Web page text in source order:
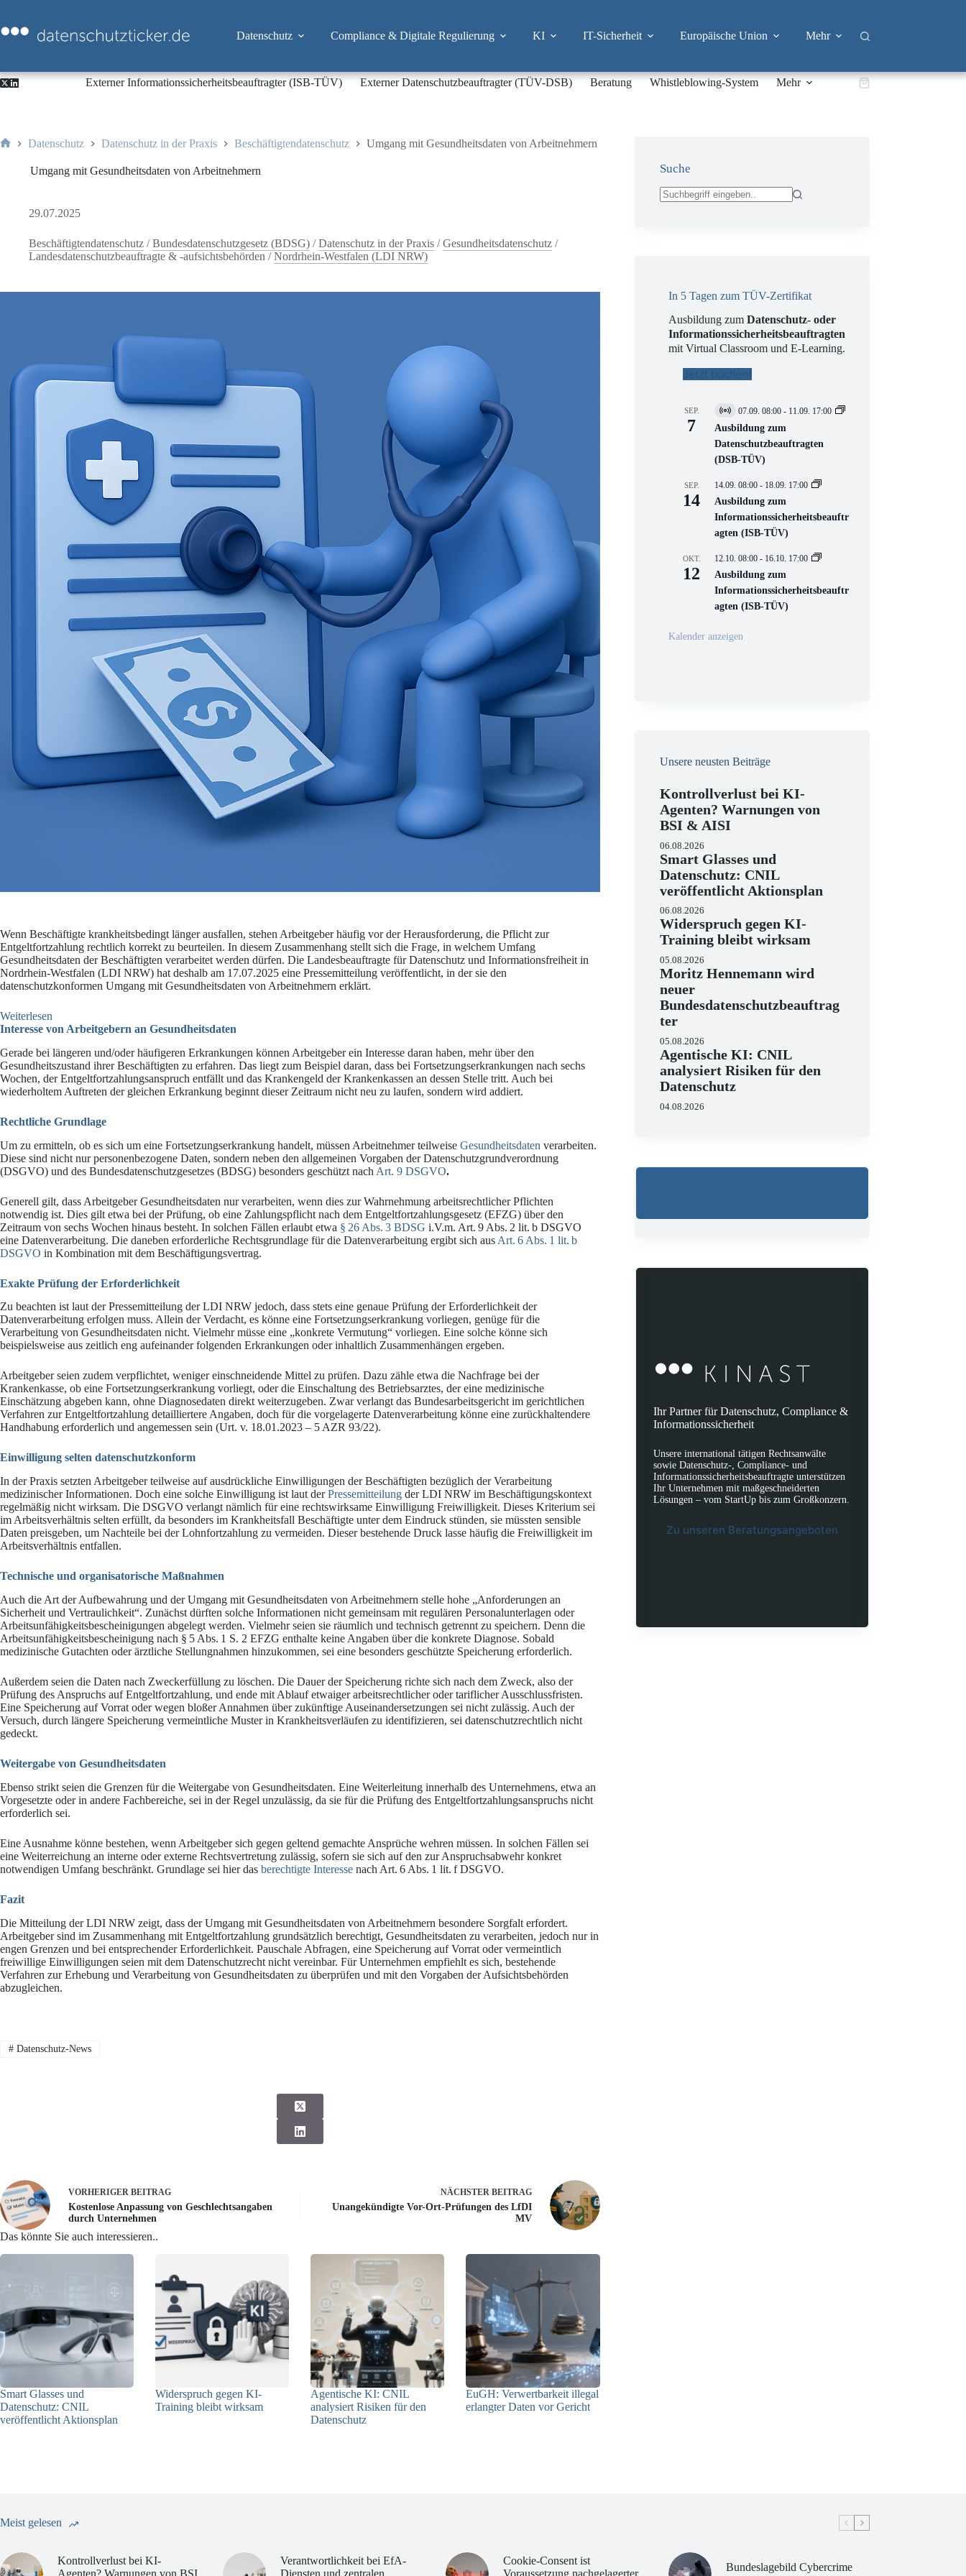
springen
Datenschutz Compliance & Digitale Regulierung KI IT-Sicherheit Europäische Union Mehr
Externer Informationssicherheitsbeauftragter (ISB-TÜV) Externer Datenschutzbeauftragter (TÜV-DSB) Beratung Whistleblowing-System Mehr Warenkorb
Datenschutz Datenschutz in der Praxis Beschäftigtendatenschutz Umgang mit Gesundheitsdaten von Arbeitnehmern
Umgang mit Gesundheitsdaten von Arbeitnehmern
29.07.2025
Beschäftigtendatenschutz /Bundesdatenschutzgesetz (BDSG) /Datenschutz in der Praxis /Gesundheitsdatenschutz /
Landesdatenschutzbeauftragte & -aufsichtsbehörden /Nordrhein-Westfalen (LDI NRW)
Wenn Beschäftigte krankheitsbedingt länger ausfallen, stehen Arbeitgeber häufig vor der Herausforderung, die Pflicht zur
Entgeltfortzahlung rechtlich korrekt zu beurteilen. In diesem Zusammenhang stellt sich die Frage, in welchem Umfang
Gesundheitsdaten der Beschäftigten verarbeitet werden dürfen. Die Landesbeauftragte für Datenschutz und Informationsfreiheit in
Nordrhein-Westfalen (LDI NRW) hat deshalb am 17.07.2025 eine Pressemitteilung veröffentlicht, in der sie den
datenschutzkonformen Umgang mit Gesundheitsdaten von Arbeitnehmern erklärt.
Weiterlesen
Umgang
Gesundheitsdaten
von
Arbeitnehmern
Interesse von Arbeitgebern an Gesundheitsdaten
Gerade bei längeren und/oder häufigeren Erkrankungen können Arbeitgeber ein Interesse daran haben, mehr über den
Gesundheitszustand ihrer Beschäftigten zu erfahren. Das liegt zum Beispiel daran, dass bei Fortsetzungserkrankungen nach sechs
Wochen, der Entgeltfortzahlungsanspruch entfällt und das Krankengeld der Krankenkassen an dessen Stelle tritt. Auch bei
wiederholtem Auftreten der gleichen Erkrankung beginnt dieser Zeitraum nicht neu zu laufen, sondern wird addiert.
Rechtliche Grundlage
Um zu ermitteln, ob es sich um eine Fortsetzungserkrankung handelt, müssen Arbeitnehmer teilweise Gesundheitsdaten verarbeiten.
Diese sind nicht nur personenbezogene Daten, sondern neben den allgemeinen Vorgaben der Datenschutzgrundverordnung
(DSGVO) und des Bundesdatenschutzgesetzes (BDSG) besonders geschützt nach Art. 9 DSGVO.
Generell gilt, dass Arbeitgeber Gesundheitsdaten nur verarbeiten, wenn dies zur Wahrnehmung arbeitsrechtlicher Pflichten
notwendig ist. Dies gilt etwa bei der Prüfung, ob eine Zahlungspflicht nach dem Entgeltfortzahlungsgesetz (EFZG) über den
Zeitraum von sechs Wochen hinaus besteht. In solchen Fällen erlaubt etwa § 26 Abs. 3 BDSG i.V.m. Art. 9 Abs. 2 lit. b DSGVO
eine Datenverarbeitung. Die daneben erforderliche Rechtsgrundlage für die Datenverarbeitung ergibt sich aus Art. 6 Abs. 1 lit. b
DSGVO in Kombination mit dem Beschäftigungsvertrag.
Exakte Prüfung der Erforderlichkeit
Zu beachten ist laut der Pressemitteilung der LDI NRW jedoch, dass stets eine genaue Prüfung der Erforderlichkeit der
Datenverarbeitung erfolgen muss. Allein der Verdacht, es könne eine Fortsetzungserkrankung vorliegen, genüge für die
Verarbeitung von Gesundheitsdaten nicht. Vielmehr müsse eine „konkrete Vermutung“ vorliegen. Eine solche könne sich
beispielsweise aus zeitlich eng aufeinander folgenden Erkrankungen oder inhaltlich Zusammenhängen ergeben.
Arbeitgeber seien zudem verpflichtet, weniger einschneidende Mittel zu prüfen. Dazu zähle etwa die Nachfrage bei der
Krankenkasse, ob eine Fortsetzungserkrankung vorliegt, oder die Einschaltung des Betriebsarztes, der eine medizinische
Einschätzung abgeben kann, ohne Diagnosedaten direkt weiterzugeben. Zwar verlangt das Bundesarbeitsgericht im gerichtlichen
Verfahren zur Entgeltfortzahlung detailliertere Angaben, doch für die vorgelagerte Datenverarbeitung könne eine zurückhaltendere
Handhabung erforderlich und angemessen sein (Urt. v. 18.01.2023 – 5 AZR 93/22).
Einwilligung selten datenschutzkonform
In der Praxis setzten Arbeitgeber teilweise auf ausdrückliche Einwilligungen der Beschäftigten bezüglich der Verarbeitung
medizinischer Informationen. Doch eine solche Einwilligung ist laut derPressemitteilung der LDI NRW im Beschäftigungskontext
regelmäßig nicht wirksam. Die DSGVO verlangt nämlich für eine rechtswirksame Einwilligung Freiwilligkeit. Dieses Kriterium sei
im Arbeitsverhältnis selten erfüllt, da besonders im Krankheitsfall Beschäftigte unter dem Eindruck stünden, sie müssten sensible
Daten preisgeben, um Nachteile bei der Lohnfortzahlung zu vermeiden. Dieser bestehende Druck lasse häufig die Freiwilligkeit im
Arbeitsverhältnis entfallen.
Technische und organisatorische Maßnahmen
Auch die Art der Aufbewahrung und der Umgang mit Gesundheitsdaten von Arbeitnehmern stelle hohe „Anforderungen an
Sicherheit und Vertraulichkeit“. Zunächst dürften solche Informationen nicht gemeinsam mit regulären Personalunterlagen oder
Arbeitsunfähigkeitsbescheinigungen abgelegt werden. Vielmehr seien sie räumlich und technisch getrennt zu speichern. Denn die
Arbeitsunfähigkeitsbescheinigung nach § 5 Abs. 1 S. 2 EFZG enthalte keine Angaben über die konkrete Diagnose. Sobald
medizinische Gutachten oder ärztliche Stellungnahmen hinzukommen, sei eine besonders geschützte Speicherung erforderlich.
Außerdem seien die Daten nach Zweckerfüllung zu löschen. Die Dauer der Speicherung richte sich nach dem Zweck, also der
Prüfung des Anspruchs auf Entgeltfortzahlung, und ende mit Ablauf etwaiger arbeitsrechtlicher oder tariflicher Ausschlussfristen.
Eine Speicherung auf Vorrat oder wegen bloßer Annahmen über zukünftige Auseinandersetzungen sei nicht zulässig. Auch der
Versuch, durch längere Speicherung vermeintliche Muster in Krankheitsverläufen zu identifizieren, sei datenschutzrechtlich nicht
gedeckt.
Weitergabe von Gesundheitsdaten
Ebenso strikt seien die Grenzen für die Weitergabe von Gesundheitsdaten. Eine Weiterleitung innerhalb des Unternehmens, etwa an
Vorgesetzte oder in andere Fachbereiche, sei in der Regel unzulässig, da sie für die Prüfung des Entgeltfortzahlungsanspruchs nicht
erforderlich sei.
Eine Ausnahme könne bestehen, wenn Arbeitgeber sich gegen geltend gemachte Ansprüche wehren müssen. In solchen Fällen sei
eine Weiterreichung an interne oder externe Rechtsvertretung zulässig, sofern sie sich auf den zur Anspruchsabwehr konkret
notwendigen Umfang beschränkt. Grundlage sei hier das berechtigte Interesse nach Art. 6 Abs. 1 lit. f DSGVO.
Fazit
Die Mitteilung der LDI NRW zeigt, dass der Umgang mit Gesundheitsdaten von Arbeitnehmern besondere Sorgfalt erfordert.
Arbeitgeber sind im Zusammenhang mit Entgeltfortzahlung grundsätzlich berechtigt, Gesundheitsdaten zu verarbeiten, jedoch nur in
engen Grenzen und bei entsprechender Erforderlichkeit. Pauschale Abfragen, eine Speicherung auf Vorrat oder vermeintlich
freiwillige Einwilligungen seien mit dem Datenschutzrecht nicht vereinbar. Für Unternehmen empfiehlt es sich, bestehende
Verfahren zur Erhebung und Verarbeitung von Gesundheitsdaten zu überprüfen und mit den Vorgaben der Aufsichtsbehörden
abzugleichen.
#Datenschutz-News
VORHERIGER BEITRAG
Kostenlose Anpassung von Geschlechtsangaben
durch Unternehmen
NÄCHSTER BEITRAG
Unangekündigte Vor-Ort-Prüfungen des LfDI
MV
Das könnte Sie auch interessieren..
Smart Glasses und
Datenschutz: CNIL
veröffentlicht Aktionsplan
Widerspruch gegen KI-
Training bleibt wirksam
Agentische KI: CNIL
analysiert Risiken für den
Datenschutz
EuGH: Verwertbarkeit illegal
erlangter Daten vor Gericht
Suche
In 5 Tagen zum TÜV-Zertifikat
Ausbildung zumDatenschutz- oder
Informationssicherheitsbeauftragten
mit Virtual Classroom und E-Learning.
Jetzt buchen!
SEP.
7
V
i
t
u
l
V
e
r
n
s
t
a
t
n
07.09. 08:00 - 11.09. 17:00
Ausbildung zum
Datenschutzbeauftragten
(DSB-TÜV)
SEP.
14
14.09. 08:00 - 18.09. 17:00
Ausbildung zum
Informationssicherheitsbeauftr
agten (ISB-TÜV)
OKT.
12
12.10. 08:00 - 16.10. 17:00
Ausbildung zum
Informationssicherheitsbeauftr
agten (ISB-TÜV)
Kalender anzeigen
Unsere neusten Beiträge
Kontrollverlust bei KI-
Agenten? Warnungen von
BSI & AISI
06.08.2026
Smart Glasses und
Datenschutz: CNIL
veröffentlicht Aktionsplan
06.08.2026
Widerspruch gegen KI-
Training bleibt wirksam
05.08.2026
Moritz Hennemann wird
neuer
Bundesdatenschutzbeauftrag
ter
05.08.2026
Agentische KI: CNIL
analysiert Risiken für den
Datenschutz
04.08.2026
Ihr Partner für Datenschutz, Compliance &
Informationssicherheit
Unsere international tätigen Rechtsanwälte
sowie Datenschutz-, Compliance- und
Informationssicherheitsbeauftragte unterstützen
Ihr Unternehmen mit maßgeschneiderten
Lösungen – vom StartUp bis zum Großkonzern.
Zu unseren Beratungsangeboten
Meist gelesen
Kontrollverlust bei KI-
Agenten? Warnungen von BSI
Verantwortlichkeit bei EfA-
Diensten und zentralen
Cookie-Consent ist
Voraussetzung nachgelagerter
Bundeslagebild Cybercrime